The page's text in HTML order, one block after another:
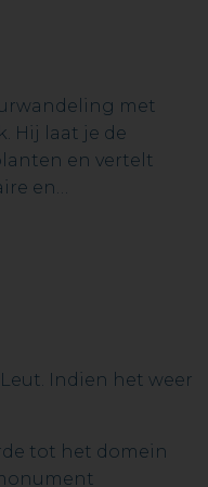
met
Hij laat je de
en vertelt
en
zijn geschikt
Indien het weer
tot het domein